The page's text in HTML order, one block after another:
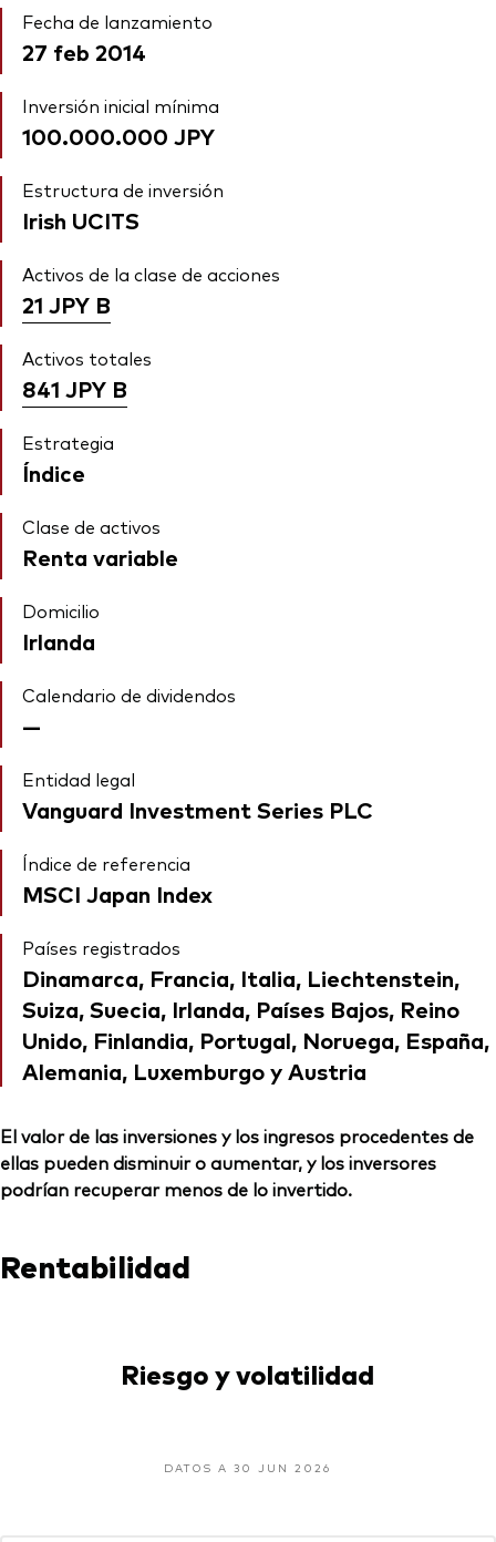
Fecha de lanzamiento
27 feb 2014
Inversión inicial mínima
100.000.000 JPY
Estructura de inversión
Irish UCITS
Activos de la clase de acciones
21 JPY B
Activos totales
841 JPY B
Estrategia
Índice
Clase de activos
Renta variable
Domicilio
Irlanda
Calendario de dividendos
—
Entidad legal
Vanguard Investment Series PLC
Índice de referencia
MSCI Japan Index
Países registrados
Dinamarca, Francia, Italia, Liechtenstein,
Suiza, Suecia, Irlanda, Países Bajos, Reino
Unido, Finlandia, Portugal, Noruega, España,
Alemania, Luxemburgo y Austria
El valor de las inversiones y los ingresos procedentes de
ellas pueden disminuir o aumentar, y los inversores
podrían recuperar menos de lo invertido.
Rentabilidad
Riesgo y volatilidad
DATOS A 30 JUN 2026